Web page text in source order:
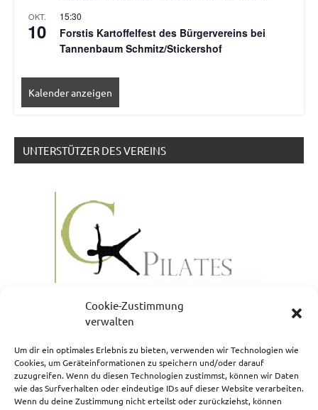
Cookie-Zustimmung
verwalten
Um dir ein optimales Erlebnis zu bieten, verwenden wir Technologien wie
Cookies, um Geräteinformationen zu speichern und/oder darauf
zuzugreifen. Wenn du diesen Technologien zustimmst, können wir Daten
wie das Surfverhalten oder eindeutige IDs auf dieser Website verarbeiten.
Wenn du deine Zustimmung nicht erteilst oder zurückziehst, können
OKT.
10
15:30
Forstis Kartoffelfest des Bürgervereins bei
Tannenbaum Schmitz/Stickershof
Kalender anzeigen
UNTERSTÜTZER DES VEREINS
NEWSLETTERANMELDUNG